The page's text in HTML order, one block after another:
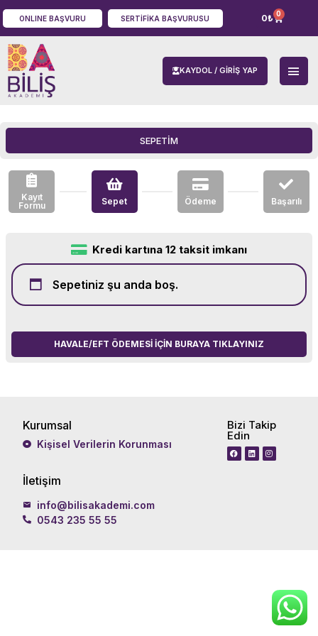
ONLINE BAŞVURU SERTIFIKA BAŞVURUSU 0₺ 0
KAYDOL / GIRIŞ YAP
SEPETİM
Kayıt
Formu
Sepet Ödeme Başarılı
Kredi kartına 12 taksit imkanı
Sepetiniz şu anda boş.
HAVALE/EFT ÖDEMESI IÇIN BURAYA TIKLAYINIZ
Kurumsal
Kişisel Verilerin Korunması
Bizi Takip
Edin
İletişim
info@bilisakademi.com
0543 235 55 55